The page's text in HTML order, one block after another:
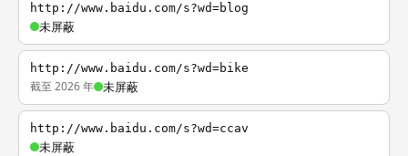
http://www.baidu.com/s?wd=blog
未屏蔽
http://www.baidu.com/s?wd=bike
截至 2026 年 未屏蔽
http://www.baidu.com/s?wd=ccav
未屏蔽